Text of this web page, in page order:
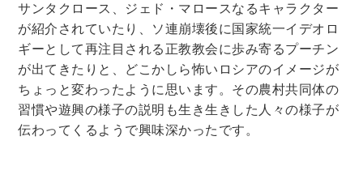
サンタクロース、ジェド・マロースなるキャラクター
が紹介されていたり、ソ連崩壊後に国家統一イデオロ
ギーとして再注目される正教教会に歩み寄るプーチン
が出てきたりと、どこかしら怖いロシアのイメージが
ちょっと変わったように思います。その農村共同体の
習慣や遊興の様子の説明も生き生きした人々の様子が
伝わってくるようで興味深かったです。